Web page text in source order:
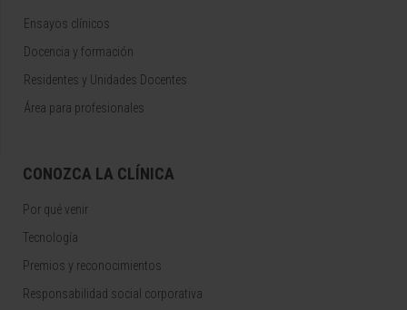
Ensayos clínicos
Docencia y formación
Residentes y Unidades Docentes
Área para profesionales
CONOZCA LA CLÍNICA
Por qué venir
Tecnología
Premios y reconocimientos
Responsabilidad social corporativa